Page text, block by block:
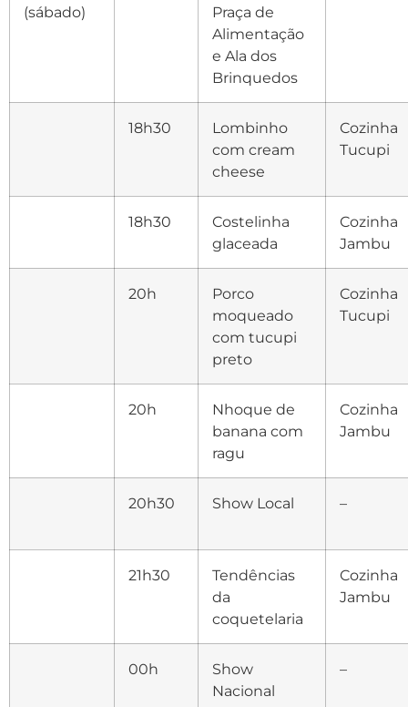
(sábado)
Praça de
Alimentação
e Ala dos
Brinquedos
18h30
Lombinho
com cream
cheese
Cozinha
Tucupi
18h30
Costelinha
glaceada
Cozinha
Jambu
20h
Porco
moqueado
com tucupi
preto
Cozinha
Tucupi
20h
Nhoque de
banana com
ragu
Cozinha
Jambu
20h30 Show Local –
21h30
Tendências
da
coquetelaria
Cozinha
Jambu
00h
Show
Nacional
–